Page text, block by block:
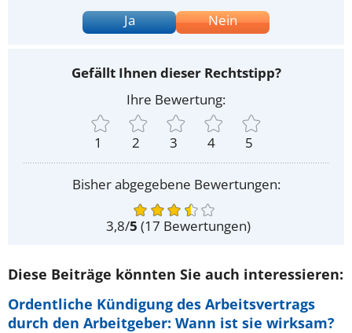
Ja
Nein
Gefällt Ihnen dieser Rechtstipp?
Ihre Bewertung:
1 2 3 4 5
Bisher abgegebene Bewertungen:
3,8/5 (17 Bewertungen)
Diese Beiträge könnten Sie auch interessieren:
Ordentliche Kündigung des Arbeitsvertrags
durch den Arbeitgeber: Wann ist sie wirksam?